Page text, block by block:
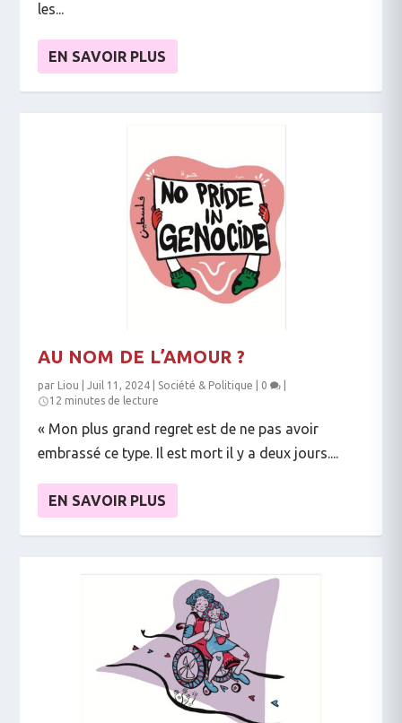
les...
EN SAVOIR PLUS
AU NOM DE L’AMOUR ?
par Liou |Juil 11, 2024 Société & Politique 0
12 minutes de lecture
« Mon plus grand regret est de ne pas avoir
embrassé ce type. Il est mort il y a deux jours....
EN SAVOIR PLUS